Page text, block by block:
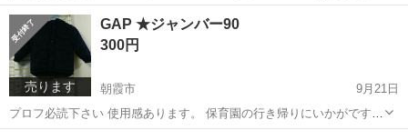
夜用に買っていたのですが、完全に必要無くなり出品いたします！ ま
だ買ってばっかりで一枚だけ使ったので 55枚です！ トイトレにもお勧
めです！ 赤...
埼玉 朝霞市 家具
売ります
GAP ★ジャンバー90
300円
朝霞市
9月21日
プロフ必読下さい 使用感あります。 保育園の行き帰りにいかがです
か？ 中はフリース素材であったかです。